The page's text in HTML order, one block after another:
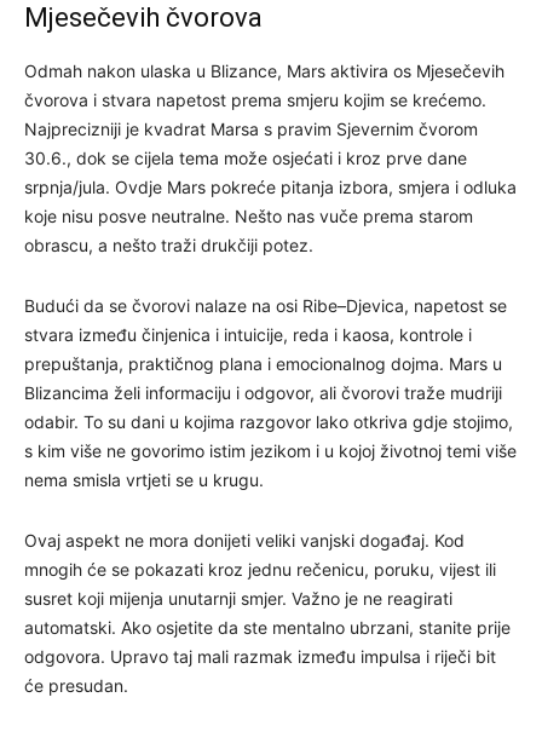
Mjesečevih čvorova
Odmah nakon ulaska u Blizance, Mars aktivira os Mjesečevih
čvorova i stvara napetost prema smjeru kojim se krećemo.
Najprecizniji je kvadrat Marsa s pravim Sjevernim čvorom
30.6., dok se cijela tema može osjećati i kroz prve dane
srpnja/jula. Ovdje Mars pokreće pitanja izbora, smjera i odluka
koje nisu posve neutralne. Nešto nas vuče prema starom
obrascu, a nešto traži drukčiji potez.
Budući da se čvorovi nalaze na osi Ribe–Djevica, napetost se
stvara između činjenica i intuicije, reda i kaosa, kontrole i
prepuštanja, praktičnog plana i emocionalnog dojma. Mars u
Blizancima želi informaciju i odgovor, ali čvorovi traže mudriji
odabir. To su dani u kojima razgovor lako otkriva gdje stojimo,
s kim više ne govorimo istim jezikom i u kojoj životnoj temi više
nema smisla vrtjeti se u krugu.
Ovaj aspekt ne mora donijeti veliki vanjski događaj. Kod
mnogih će se pokazati kroz jednu rečenicu, poruku, vijest ili
susret koji mijenja unutarnji smjer. Važno je ne reagirati
automatski. Ako osjetite da ste mentalno ubrzani, stanite prije
odgovora. Upravo taj mali razmak između impulsa i riječi bit
će presudan.